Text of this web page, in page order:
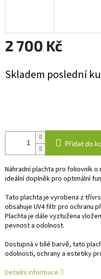
2 700 Kč
cena:
Skladem poslední
Přidat do
Náhradní plachta pro foliovník
ideální doplněk pro optimální
Tato plachta je vyrobena z
obsahuje UV4 filtr pro ochranu
Plachta je dále vyztužena
pevnost a odolnost.
Dostupná v bílé barvě, tato
odolnosti, ochrany a estetiky
Detailní informace